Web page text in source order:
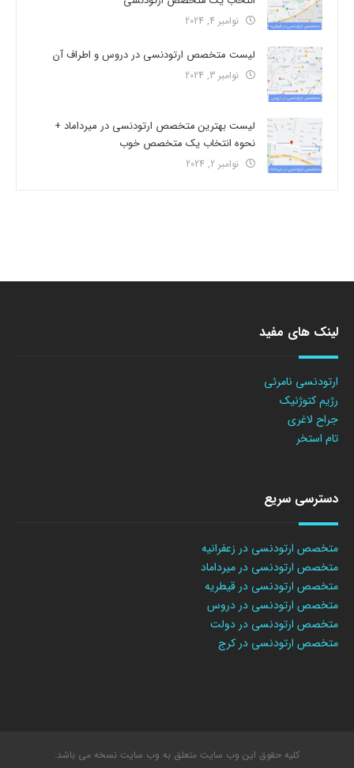
نوامبر 4, 2024
لیست متخصص ارتودنسی در دروس و اطراف آن
نوامبر 3, 2024
لیست بهترین متخصص ارتودنسی در میرداماد +
نحوه انتخاب یک متخصص خوب
نوامبر 2, 2024
لینک های مفید
ارتودنسی نامرئی
رژیم کتوژنیک
جراح لاغری
تام استخر
دسترسی سریع
متخصص ارتودنسی در زعفرانیه
متخصص ارتودنسی در میرداماد
متخصص ارتودنسی در قیطریه
متخصص ارتودنسی در دروس
متخصص ارتودنسی در دولت
متخصص ارتودنسی در کرج
کلیه حقوق این وب سایت متعلق به وب سایت نسخه می باشد.